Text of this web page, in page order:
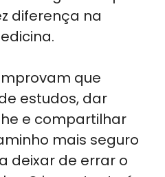
diferença na
que
estudos, dar
e compartilhar
mais seguro
deixar de errar o